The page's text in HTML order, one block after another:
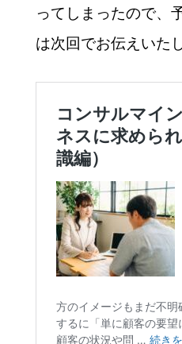
ってしまったので、
は次回でお伝えいた